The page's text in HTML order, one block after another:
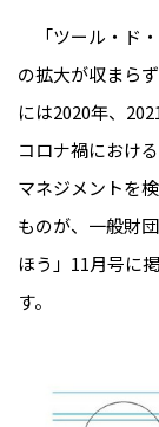
「ツール・ド
の拡大が収まら
には2020年、
コロナ禍におけ
マネジメントを
ものが、一般財
ほう」11月号に
す。